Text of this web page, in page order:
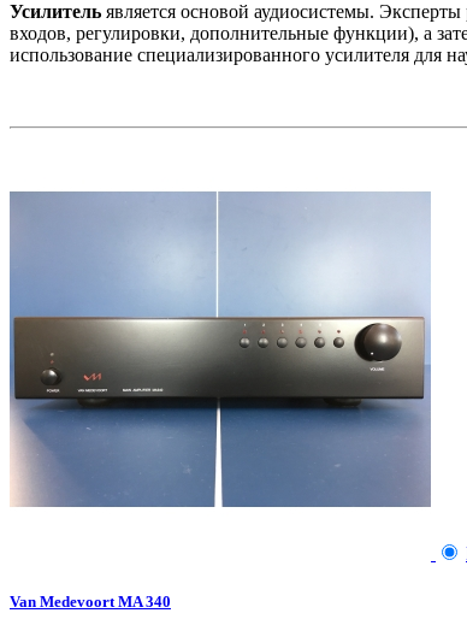
Усилитель является основой аудиосистемы.
входов, регулировки, дополнительные функции), а
использование специализированного усилителя для
Van Medevoort MA 340